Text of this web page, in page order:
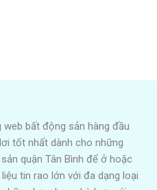
web bất động sản hàng đầu
tốt nhất dành cho những
quận Tân Bình để ở hoặc
tin rao lớn với đa dạng loại